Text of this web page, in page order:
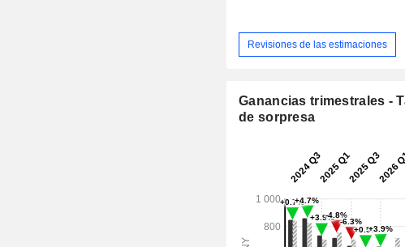
Revisiones de las estimaciones
Ganancias trimestrales -
de sorpresa